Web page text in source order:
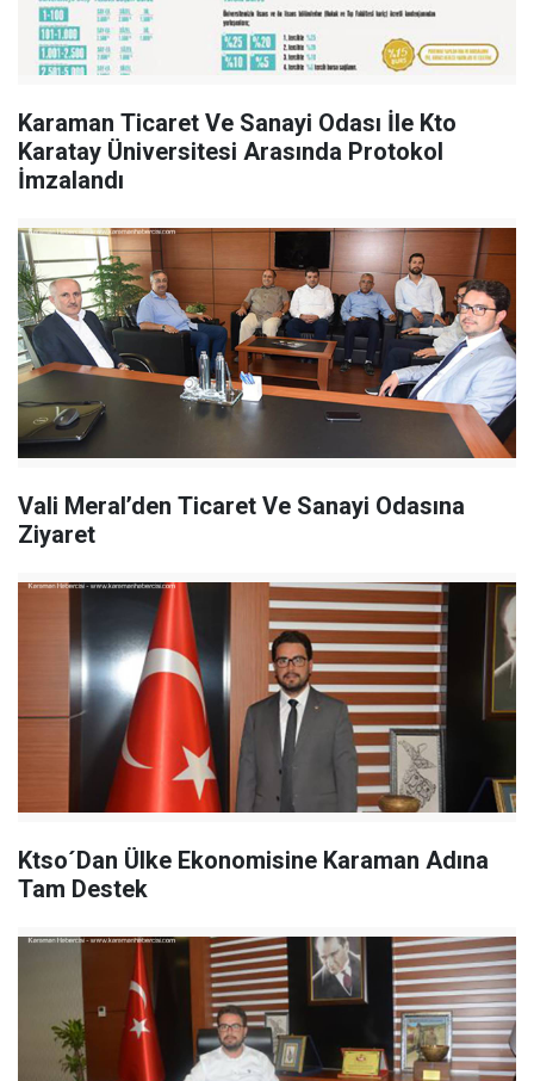
Karaman Ticaret Ve Sanayi Odası İle Kto
Karatay Üniversitesi Arasında Protokol
İmzalandı
Vali Meral’den Ticaret Ve Sanayi Odasına
Ziyaret
Ktso´Dan Ülke Ekonomisine Karaman Adına
Tam Destek